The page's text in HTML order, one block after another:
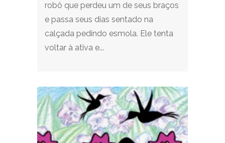
robô que perdeu um de seus braços
e passa seus dias sentado na
calçada pedindo esmola. Ele tenta
voltar à ativa e...